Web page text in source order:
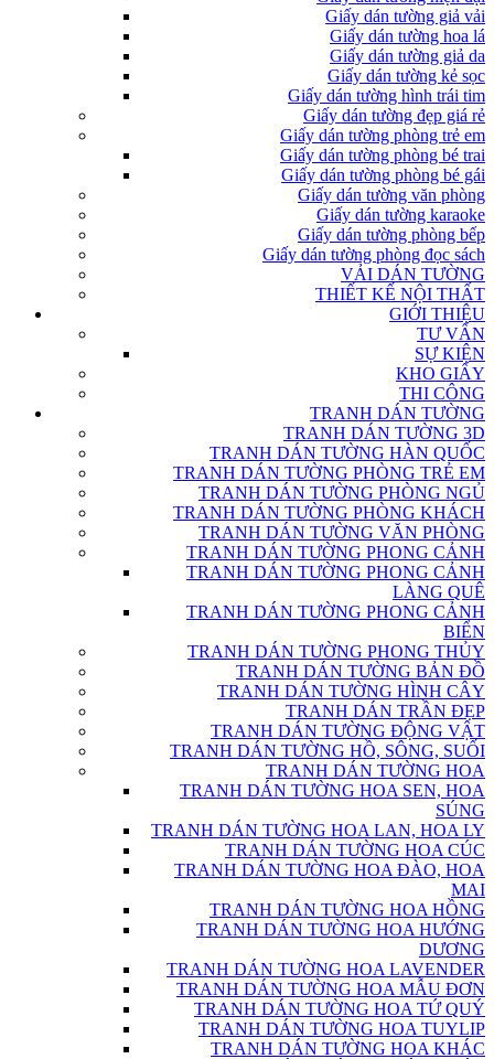
Giấy dán tường giả vải
Giấy dán tường hoa lá
Giấy dán tường giả da
Giấy dán tường kẻ sọc
Giấy dán tường hình trái tim
Giấy dán tường đẹp giá rẻ
Giấy dán tường phòng trẻ em
Giấy dán tường phòng bé trai
Giấy dán tường phòng bé gái
Giấy dán tường văn phòng
Giấy dán tường karaoke
Giấy dán tường phòng bếp
Giấy dán tường phòng đọc sách
VẢI DÁN TƯỜNG
THIẾT KẾ NỘI THẤT
GIỚI THIỆU
TƯ VẤN
SỰ KIỆN
KHO GIẤY
THI CÔNG
TRANH DÁN TƯỜNG
TRANH DÁN TƯỜNG 3D
TRANH DÁN TƯỜNG HÀN QUỐC
TRANH DÁN TƯỜNG PHÒNG TRẺ EM
TRANH DÁN TƯỜNG PHÒNG NGỦ
TRANH DÁN TƯỜNG PHÒNG KHÁCH
TRANH DÁN TƯỜNG VĂN PHÒNG
TRANH DÁN TƯỜNG PHONG CẢNH
TRANH DÁN TƯỜNG PHONG CẢNH
LÀNG QUÊ
TRANH DÁN TƯỜNG PHONG CẢNH
BIỂN
TRANH DÁN TƯỜNG PHONG THỦY
TRANH DÁN TƯỜNG BẢN ĐỒ
TRANH DÁN TƯỜNG HÌNH CÂY
TRANH DÁN TRẦN ĐẸP
TRANH DÁN TƯỜNG ĐỘNG VẬT
TRANH DÁN TƯỜNG HỒ, SÔNG, SUỐI
TRANH DÁN TƯỜNG HOA
TRANH DÁN TƯỜNG HOA SEN, HOA
SÚNG
TRANH DÁN TƯỜNG HOA LAN, HOA LY
TRANH DÁN TƯỜNG HOA CÚC
TRANH DÁN TƯỜNG HOA ĐÀO, HOA
MAI
TRANH DÁN TƯỜNG HOA HỒNG
TRANH DÁN TƯỜNG HOA HƯỚNG
DƯƠNG
TRANH DÁN TƯỜNG HOA LAVENDER
TRANH DÁN TƯỜNG HOA MẪU ĐƠN
TRANH DÁN TƯỜNG HOA TỨ QUÝ
TRANH DÁN TƯỜNG HOA TUYLIP
TRANH DÁN TƯỜNG HOA KHÁC